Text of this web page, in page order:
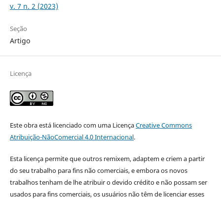
v. 7 n. 2 (2023)
Seção
Artigo
Licença
Este obra está licenciado com uma LicençaCreative Commons
Atribuição-NãoComercial 4.0 Internacional.
Esta licença permite que outros remixem, adaptem e criem a partir
do seu trabalho para fins não comerciais, e embora os novos
trabalhos tenham de lhe atribuir o devido crédito e não possam ser
usados para fins comerciais, os usuários não têm de licenciar esses